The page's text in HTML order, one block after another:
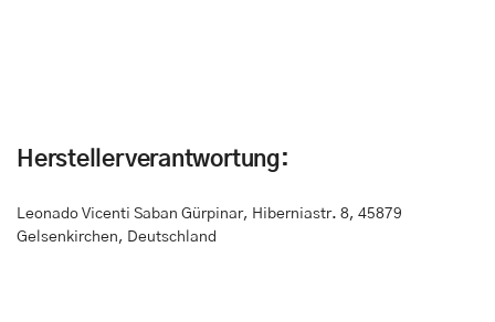
Herstellerverantwortung:
Leonado Vicenti Saban Gürpinar, Hiberniastr. 8, 45879
Gelsenkirchen, Deutschland